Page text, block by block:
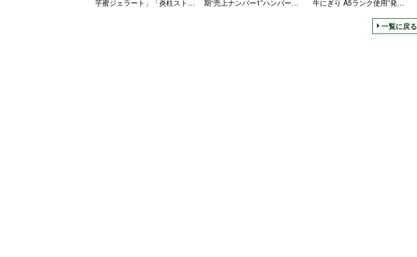
芋蜜ジェラート」「炎柱ストロ
期“売上ナンバー1”ハンバーガ
牛にぎり A5ランク使用”発
一覧に戻る